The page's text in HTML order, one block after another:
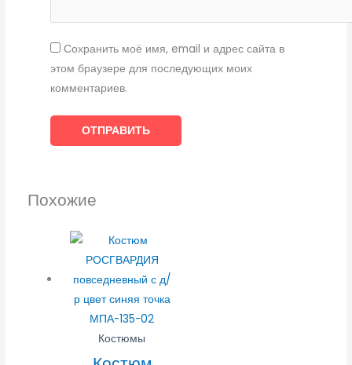
Сохранить моё имя, email и адрес сайта в
этом браузере для последующих моих
комментариев.
Похожие
Костюмы